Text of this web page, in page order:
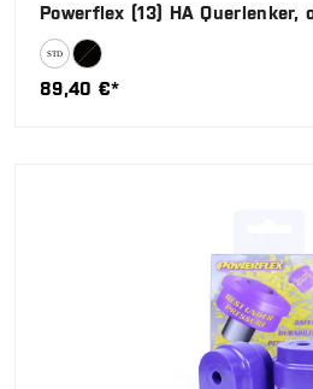
Powerflex (13) HA Querlenker,
89,40 €*